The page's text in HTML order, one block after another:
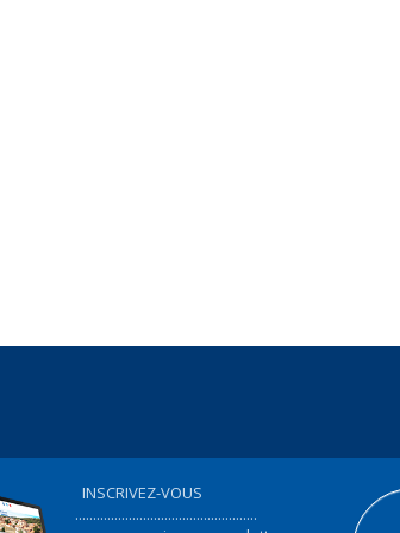
INSCRIVEZ-VOUS
...................................................